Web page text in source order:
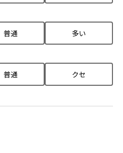
普通 多い
普通 クセ